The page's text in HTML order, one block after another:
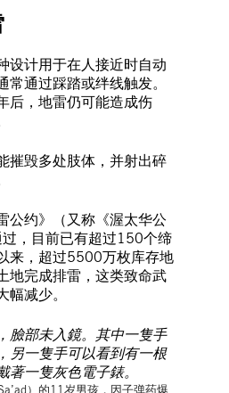
设计用于在人接近时自动
常通过踩踏或绊线触发。
后，地雷仍可能造成伤
摧毁多处肢体，并射出碎
公约》（又称《渥太华公
，目前已有超过150个缔
来，超过5500万枚库存地
地完成排雷，这类致命武
减少。
）的11岁男孩，因子弹药爆